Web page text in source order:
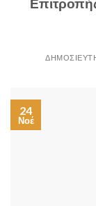
24
Νοέ